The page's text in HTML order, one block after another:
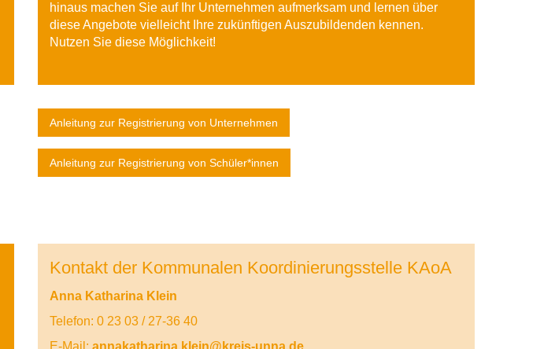
hinaus machen Sie auf Ihr Unternehmen aufmerksam und lernen über
diese Angebote vielleicht Ihre zukünftigen Auszubildenden kennen.
Nutzen Sie diese Möglichkeit!
Anleitung zur Registrierung von Unternehmen
Anleitung zur Registrierung von Schüler*innen
Kontakt der Kommunalen Koordinierungsstelle KAoA
Anna Katharina Klein
Telefon: 0 23 03 / 27-36 40